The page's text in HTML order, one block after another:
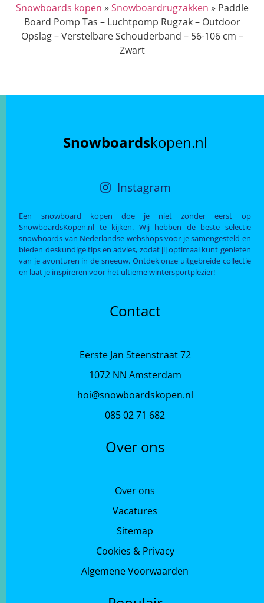
Snowboards kopen »Snowboardrugzakken » Paddle
Board Pomp Tas – Luchtpomp Rugzak – Outdoor
Opslag – Verstelbare Schouderband – 56-106 cm –
Zwart
Snowboardskopen.nl
Instagram
Een snowboard kopen doe je niet zonder eerst op
SnowboardsKopen.nl te kijken. Wij hebben de beste selectie
snowboards van Nederlandse webshops voor je samengesteld en
bieden deskundige tips en advies, zodat jij optimaal kunt genieten
van je avonturen in de sneeuw. Ontdek onze uitgebreide collectie
en laat je inspireren voor het ultieme wintersportplezier!
Contact
Eerste Jan Steenstraat 72
1072 NN Amsterdam
hoi@snowboardskopen.nl
085 02 71 682
Over ons
Over ons
Vacatures
Sitemap
Cookies & Privacy
Algemene Voorwaarden